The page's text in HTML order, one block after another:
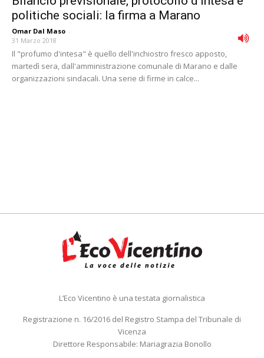
politiche sociali: la firma a Marano
Omar Dal Maso -
31 Marzo 2018
Il "profumo d'intesa" è quello dell'inchiostro fresco apposto,
martedì sera, dall'amministrazione comunale di Marano e dalle
organizzazioni sindacali. Una serie di firme in calce...
L’Eco Vicentino è una testata giornalistica
Registrazione n. 16/2016 del Registro Stampa del Tribunale di
Vicenza
Direttore Responsabile: Mariagrazia Bonollo